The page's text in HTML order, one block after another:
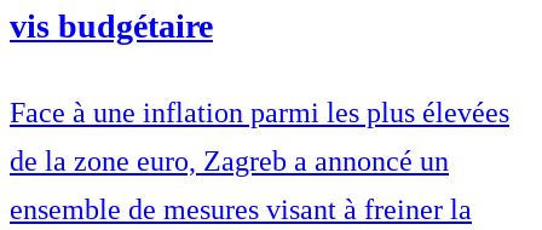
vis budgétaire
Face à une inflation parmi les plus élevées
de la zone euro, Zagreb a annoncé un
ensemble de mesures visant à freiner la